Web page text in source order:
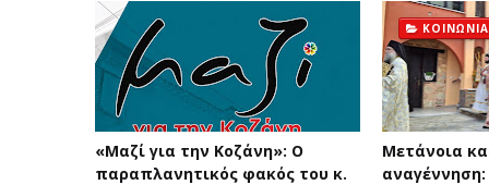
«Μαζί για την Κοζάνη»: Ο
παραπλανητικός φακός του κ.
ΚΟΙΝΩΝΙΑ
Μετάνοια